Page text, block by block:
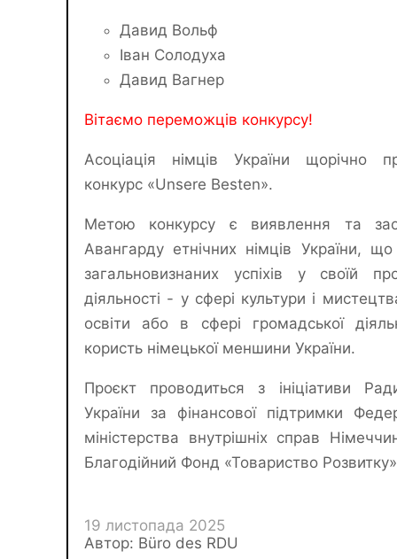
Давид Вольф
Іван Солодуха
Давид Вагнер
Вітаємо переможців конкурсу!
Асоціація німців України щорічно
конкурс «Unsere Besten».
Метою конкурсу є виявлення та
Авангарду етнічних німців України,
загальновизнаних успіхів у своїй
діяльності - у сфері культури і
освіти або в сфері громадської
користь німецької меншини України.
Проєкт проводиться з ініціативи
України за фінансової підтримки
міністерства внутрішніх справ
Благодійний Фонд «Товариство
19 листопада 2025
Автор: Büro des RDU